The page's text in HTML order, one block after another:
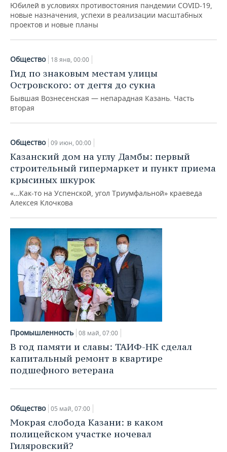
Юбилей в условиях противостояния пандемии COVID-19,
новые назначения, успехи в реализации масштабных
проектов и новые планы
Общество 18 янв, 00:00
Гид по знаковым местам улицы
Островского: от дегтя до сукна
Бывшая Вознесенская — непарадная Казань. Часть
вторая
Общество 09 июн, 00:00
Казанский дом на углу Дамбы: первый
строительный гипермаркет и пункт приема
крысиных шкурок
«…Как-то на Успенской, угол Триумфальной» краеведа
Алексея Клочкова
Промышленность 08 май, 07:00
В год памяти и славы: ТАИФ-НК сделал
капитальный ремонт в квартире
подшефного ветерана
Общество 05 май, 07:00
Мокрая слобода Казани: в каком
полицейском участке ночевал
Гиляровский?